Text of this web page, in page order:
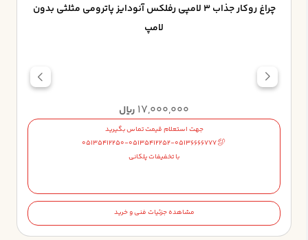
چراغ روکار جذاب 3 لامپي رفلکس آنودايز پاترومي مثلثي بدون
لامپ
17,000,000 ریال
جهت استعلام قیمت تماس بگیرید
05135412250-05135412252-05136666777
با تخفیفات پلکانی
مشاهده جزئیات فنی و خرید